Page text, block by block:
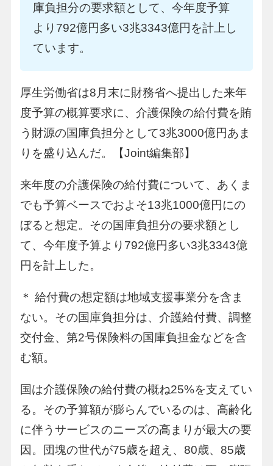
庫負担分の要求額として、今年度予算
より792億円多い3兆3343億円を計上し
ています。
厚生労働省は8月末に財務省へ提出した来年
度予算の概算要求に、介護保険の給付費を賄
う財源の国庫負担分として3兆3000億円あま
りを盛り込んだ。【Joint編集部】
来年度の介護保険の給付費について、あくま
でも予算ベースでおよそ13兆1000億円にの
ぼると想定。その国庫負担分の要求額とし
て、今年度予算より792億円多い3兆3343億
円を計上した。
＊ 給付費の想定額は地域支援事業分を含ま
ない。その国庫負担分は、介護給付費、調整
交付金、第2号保険料の国庫負担金などを含
む額。
国は介護保険の給付費の概ね25%を支えてい
る。その予算額が膨らんでいるのは、高齢化
に伴うサービスのニーズの高まりが最大の要
因。団塊の世代が75歳を超え、80歳、85歳